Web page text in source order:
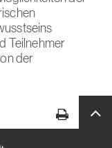
Teilnehmer
der